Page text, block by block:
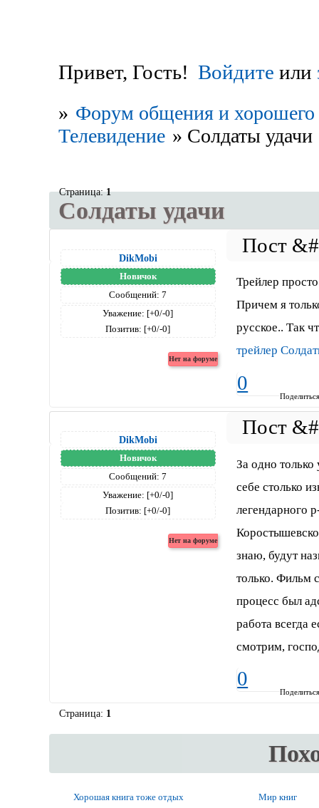
Привет, Гость! Войдите или
» Форум общения и хорошего
Телевидение » Солдаты удачи
Солдаты удачи
Страница:1
DikMobi
Новичок
Сообщений: 7
Уважение: [+0/-0]
Позитив: [+0/-0]
Трейлер
Причем я
русское.. Так
трейлер
0
DikMobi
Новичок
Сообщений: 7
Уважение: [+0/-0]
Позитив: [+0/-0]
За одно
себе столько
легендарного
знаю, будут
только. Фильм
процесс был
работа всегда
смотрим,
0
Страница: 1
Хорошая книга тоже отдых
Мир книг